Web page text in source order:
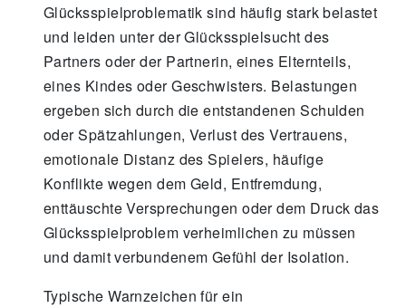
Glücksspielproblematik sind häufig stark belastet
und leiden unter der Glücksspielsucht des
Partners oder der Partnerin, eines Elternteils,
eines Kindes oder Geschwisters. Belastungen
ergeben sich durch die entstandenen Schulden
oder Spätzahlungen, Verlust des Vertrauens,
emotionale Distanz des Spielers, häufige
Konflikte wegen dem Geld, Entfremdung,
enttäuschte Versprechungen oder dem Druck das
Glücksspielproblem verheimlichen zu müssen
und damit verbundenem Gefühl der Isolation.
Typische Warnzeichen für ein